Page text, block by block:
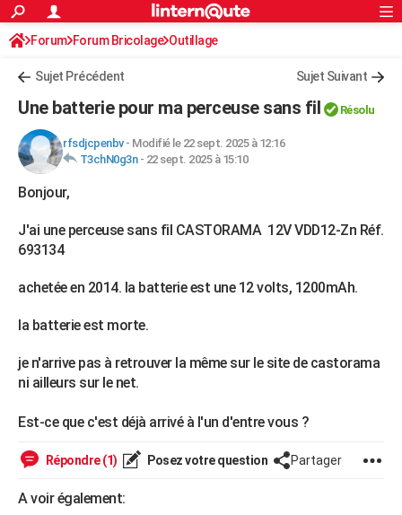
ACTUALITÉS
Politique
Société
Faits Divers
Education
Monde
Villes
+
FINANCE
Retraite
Impôts
Epargne
Immobilier
Risques naturels par ville
Banque
Assurance
Crédit
AUTO
Essais
Réserver un essai
Citadines
Berlines
SUV
Forum auto
+HIGH-TECH
Mobiles
Meilleur smartphone
Internet
Ordinateurs
Jeux vidéo
Guide high-tech
+BRICOLAGE
Alimentation
Guide de la santé
Maladies
Médicaments
Sommeil
VOYAGE
Destinations
City break
Voyage nature
Voyage de noces
Forum
Climat
+PHOTO
GUIDES D'ACHAT
BONS PLANS
S'inscrire
Connexion
Forum Forum Bricolage Outillage
Sujet Précédent Sujet Suivant
Une batterie pour ma perceuse sans fil Résolu
rfsdjcpenbv- Modifié le 22 sept. 2025 à 12:16
T3chN0g3n- 22 sept. 2025 à 15:10
Bonjour,
J'ai une perceuse sans fil CASTORAMA 12V VDD12-Zn Réf.
693134
achetée en 2014. la batterie est une 12 volts, 1200mAh.
la batterie est morte.
je n'arrive pas à retrouver la même sur le site de castorama
ni ailleurs sur le net.
Est-ce que c'est déjà arrivé à l'un d'entre vous ?
Répondre (1) Posez votre question Partager
A voir également: